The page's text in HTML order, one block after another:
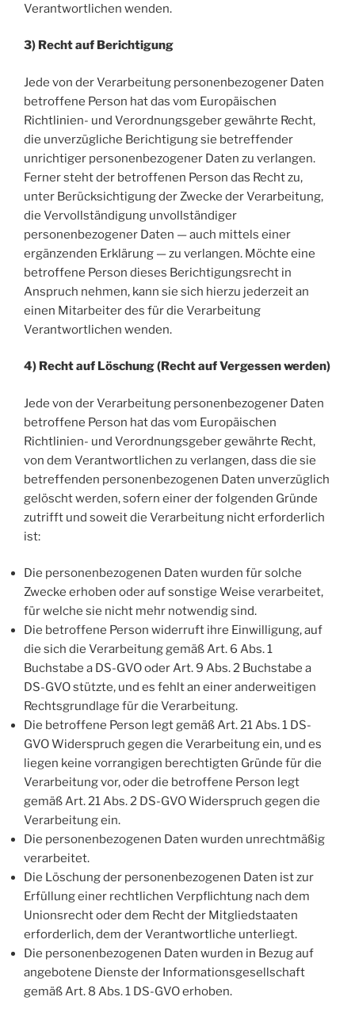
Verantwortlichen wenden.
3) Recht auf Berichtigung
Jede von der Verarbeitung personenbezogener Daten
betroffene Person hat das vom Europäischen
Richtlinien- und Verordnungsgeber gewährte Recht,
die unverzügliche Berichtigung sie betreffender
unrichtiger personenbezogener Daten zu verlangen.
Ferner steht der betroffenen Person das Recht zu,
unter Berücksichtigung der Zwecke der Verarbeitung,
die Vervollständigung unvollständiger
personenbezogener Daten — auch mittels einer
ergänzenden Erklärung — zu verlangen. Möchte eine
betroffene Person dieses Berichtigungsrecht in
Anspruch nehmen, kann sie sich hierzu jederzeit an
einen Mitarbeiter des für die Verarbeitung
Verantwortlichen wenden.
4) Recht auf Löschung (Recht auf Vergessen werden)
Jede von der Verarbeitung personenbezogener Daten
betroffene Person hat das vom Europäischen
Richtlinien- und Verordnungsgeber gewährte Recht,
von dem Verantwortlichen zu verlangen, dass die sie
betreffenden personenbezogenen Daten unverzüglich
gelöscht werden, sofern einer der folgenden Gründe
zutrifft und soweit die Verarbeitung nicht erforderlich
ist:
Die personenbezogenen Daten wurden für solche
Zwecke erhoben oder auf sonstige Weise verarbeitet,
für welche sie nicht mehr notwendig sind.
Die betroffene Person widerruft ihre Einwilligung, auf
die sich die Verarbeitung gemäß Art. 6 Abs. 1
Buchstabe a DS-GVO oder Art. 9 Abs. 2 Buchstabe a
DS-GVO stützte, und es fehlt an einer anderweitigen
Rechtsgrundlage für die Verarbeitung.
Die betroffene Person legt gemäß Art. 21 Abs. 1 DS-
GVO Widerspruch gegen die Verarbeitung ein, und es
liegen keine vorrangigen berechtigten Gründe für die
Verarbeitung vor, oder die betroffene Person legt
gemäß Art. 21 Abs. 2 DS-GVO Widerspruch gegen die
Verarbeitung ein.
Die personenbezogenen Daten wurden unrechtmäßig
verarbeitet.
Die Löschung der personenbezogenen Daten ist zur
Erfüllung einer rechtlichen Verpflichtung nach dem
Unionsrecht oder dem Recht der Mitgliedstaaten
erforderlich, dem der Verantwortliche unterliegt.
Die personenbezogenen Daten wurden in Bezug auf
angebotene Dienste der Informationsgesellschaft
gemäß Art. 8 Abs. 1 DS-GVO erhoben.